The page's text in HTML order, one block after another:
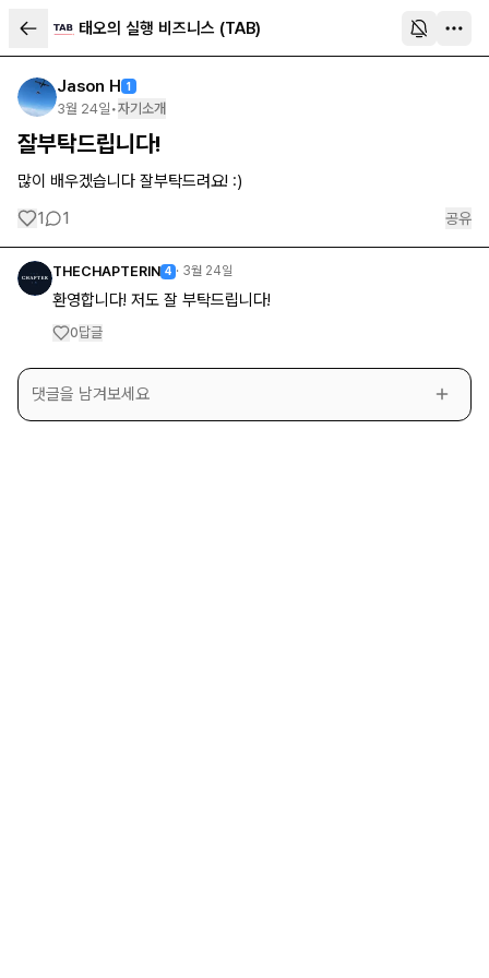
태오의 실행 비즈니스 (TAB)
Jason H 1
3월 24일 •자기소개
잘부탁드립니다!
많이 배우겠습니다 잘부탁드려요! :)
1 1 공유
THECHAPTERIN 4 · 3월 24일
환영합니다! 저도 잘 부탁드립니다!
0답글
댓글을 남겨보세요